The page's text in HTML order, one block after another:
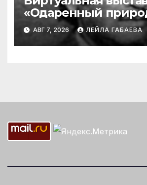
«Одаренный
90-летию со дня
Ибрагима Бабаева
АВГ 7, 2026 ЛЕЙЛА ГАБАЕВА